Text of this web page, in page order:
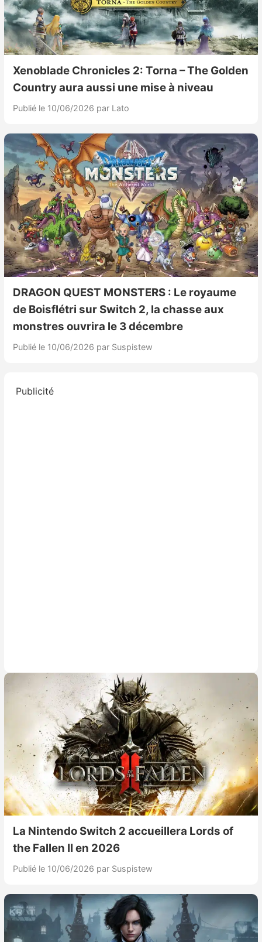
Xenoblade Chronicles 2: Torna – The Golden
Country aura aussi une mise à niveau
Publié le 10/06/2026 par Lato
DRAGON QUEST MONSTERS : Le royaume
de Boisflétri sur Switch 2, la chasse aux
monstres ouvrira le 3 décembre
Publié le 10/06/2026 par Suspistew
Publicité
La Nintendo Switch 2 accueillera Lords of
the Fallen II en 2026
Publié le 10/06/2026 par Suspistew